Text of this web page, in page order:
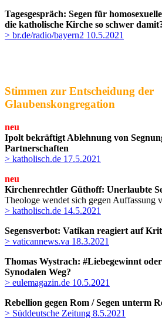
Tagesgespräch: Segen für
die katholische Kirche so schwer
> br.de/radio/bayern2 10.5.2021
Stimmen zur Entscheidung der
Glaubenskongregation
neu
Ipolt bekräftigt Ablehnung von
Partnerschaften
> katholisch.de 17.5.2021
neu
Kirchenrechtler Güthoff: Unerlaubte
Theologe wendet sich gegen Auffassung
> katholisch.de 14.5.2021
Segensverbot: Vatikan reagiert auf
> vaticannews.va 18.3.2021
Thomas Wystrach: #Liebegewinnt
Synodalen Weg?
> eulemagazin.de 10.5.2021
Rebellion gegen Rom / Segen unterm
> Süddeutsche Zeitung 8.5.2021